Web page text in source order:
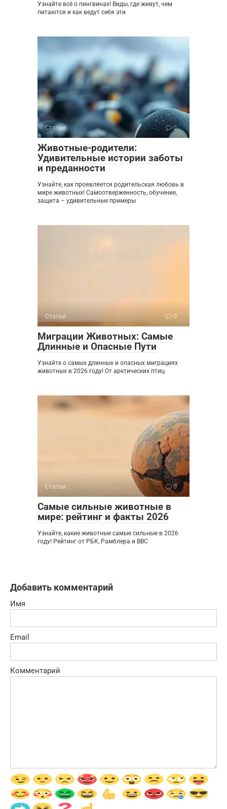
Узнайте всё о пингвинах! Виды, где живут, чем
питаются и как ведут себя эти
Статьи 0
Животные-родители:
Удивительные истории заботы
и преданности
Узнайте, как проявляется родительская любовь в
мире животных! Самоотверженность, обучение,
защита – удивительные примеры
Статьи 0
Миграции Животных: Самые
Длинные и Опасные Пути
Узнайте о самых длинных и опасных миграциях
животных в 2026 году! От арктических птиц
Статьи 0
Самые сильные животные в
мире: рейтинг и факты 2026
Узнайте, какие животные самые сильные в 2026
году! Рейтинг от РБК, Рамблера и BBC
Добавить комментарий
Имя
Email
Комментарий